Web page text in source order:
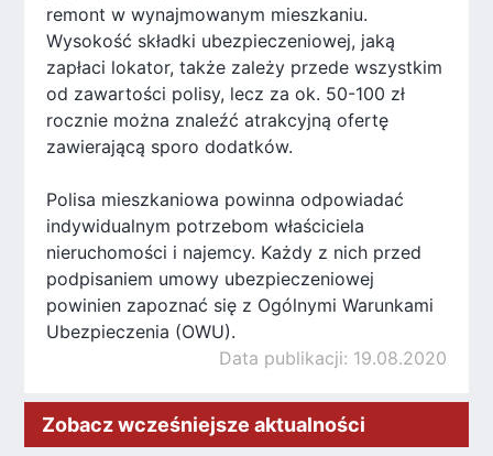
remont w wynajmowanym mieszkaniu.
Wysokość składki ubezpieczeniowej, jaką
zapłaci lokator, także zależy przede wszystkim
od zawartości polisy, lecz za ok. 50-100 zł
rocznie można znaleźć atrakcyjną ofertę
zawierającą sporo dodatków.
Polisa mieszkaniowa powinna odpowiadać
indywidualnym potrzebom właściciela
nieruchomości i najemcy. Każdy z nich przed
podpisaniem umowy ubezpieczeniowej
powinien zapoznać się z Ogólnymi Warunkami
Ubezpieczenia (OWU).
Data publikacji: 19.08.2020
Zobacz wcześniejsze aktualności